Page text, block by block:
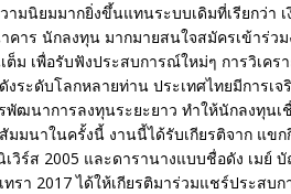
ามนิยมมากยิ่งขึ้นแทนระบบเดิมที่เรียกว่า
คาร นักลงทุน มากมายสนใจสมัครเข้าร่ว
ต็ม เพื่อรับฟังประสบการณ์ใหม่ๆ การวิเค
งระดับโลกหลายท่าน ประเทศไทยมีการเ
พัฒนาการลงทุนระยะยาว ทำให้นักลงทุนเ
มมนาในครั้งนี้ งานนี้ได้รับเกียรติจาก แข
วิร์ส 2005 และดารานางแบบชื่อดัง เมย์
ทรา 2017 ได้ให้เกียรติมาร่วมแชร์ประสบ